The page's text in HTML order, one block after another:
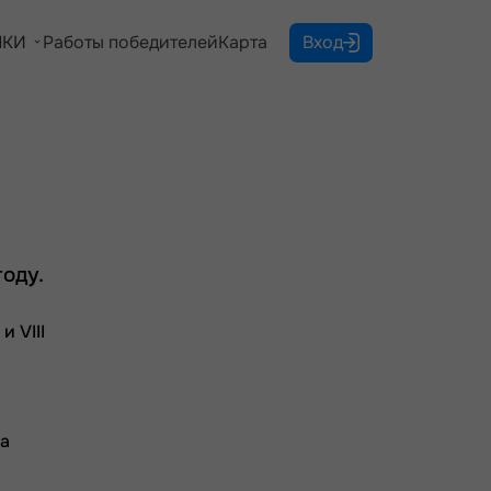
Работы победителейКарта Вход
VIII